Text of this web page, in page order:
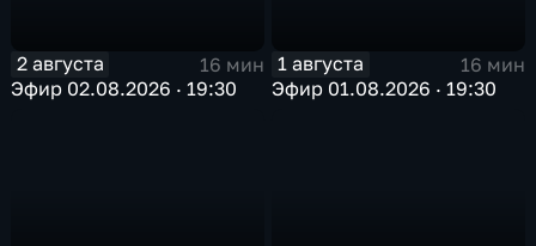
2 августа
16 мин
Эфир 02.08.2026 · 19:30
1 августа
16 мин
Эфир 01.08.2026 · 19:30